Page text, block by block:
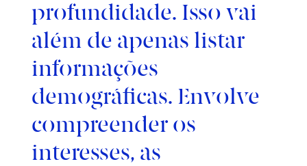
profundidade. Isso vai
além de apenas listar
informações
demográficas. Envolve
compreender os
interesses, as